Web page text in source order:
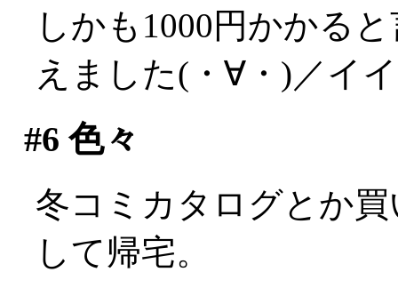
しかも1000円かかる
えました(・∀・)／イ
#6 色々
冬コミカタログとか
して帰宅。